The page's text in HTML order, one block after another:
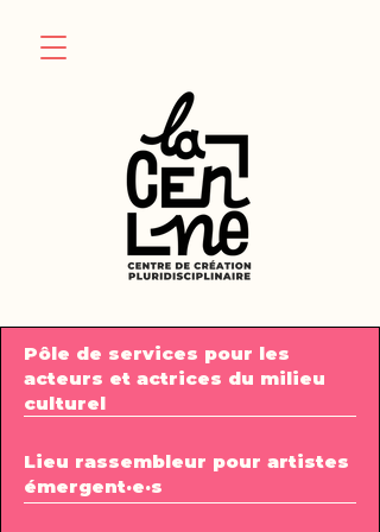
Pôle de services pour les
acteurs et actrices du milieu
culturel
Lieu rassembleur pour artistes
émergent·e·s